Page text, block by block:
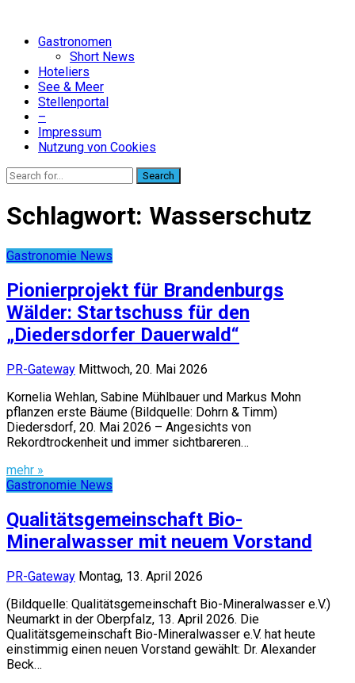
Gastronomen
Short News
Hoteliers
See & Meer
Stellenportal
–
Impressum
Nutzung von Cookies
Search
Schlagwort: Wasserschutz
Gastronomie News
Pionierprojekt für Brandenburgs
Wälder: Startschuss für den
„Diedersdorfer Dauerwald“
PR-Gateway Mittwoch, 20. Mai 2026
Kornelia Wehlan, Sabine Mühlbauer und Markus Mohn
pflanzen erste Bäume (Bildquelle: Dohrn & Timm)
Diedersdorf, 20. Mai 2026 – Angesichts von
Rekordtrockenheit und immer sichtbareren…
mehr »
Gastronomie News
Qualitätsgemeinschaft Bio-
Mineralwasser mit neuem Vorstand
PR-Gateway Montag, 13. April 2026
(Bildquelle: Qualitätsgemeinschaft Bio-Mineralwasser e.V.)
Neumarkt in der Oberpfalz, 13. April 2026. Die
Qualitätsgemeinschaft Bio-Mineralwasser e.V. hat heute
einstimmig einen neuen Vorstand gewählt: Dr. Alexander
Beck…